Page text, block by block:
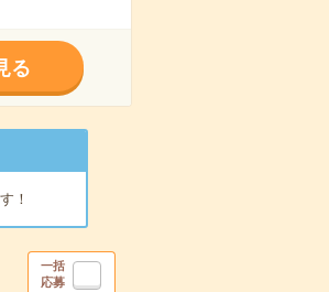
る
！
一括
応募